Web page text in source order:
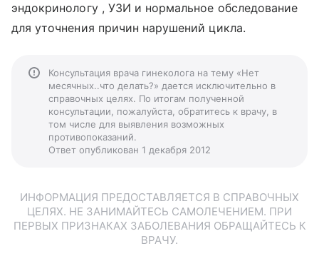
эндокринологу , УЗИ и нормальное обследование
для уточнения причин нарушений цикла.
Консультация врача гинеколога на тему «Нет
месячных..что делать?» дается исключительно в
справочных целях. По итогам полученной
консультации, пожалуйста, обратитесь к врачу, в
том числе для выявления возможных
противопоказаний.
Ответ опубликован 1 декабря 2012
ИНФОРМАЦИЯ ПРЕДОСТАВЛЯЕТСЯ В СПРАВОЧНЫХ
ЦЕЛЯХ. НЕ ЗАНИМАЙТЕСЬ САМОЛЕЧЕНИЕМ. ПРИ
ПЕРВЫХ ПРИЗНАКАХ ЗАБОЛЕВАНИЯ ОБРАЩАЙТЕСЬ К
ВРАЧУ.